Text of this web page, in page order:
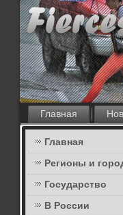
Главная
Главная
Регионы и
Государство
В России